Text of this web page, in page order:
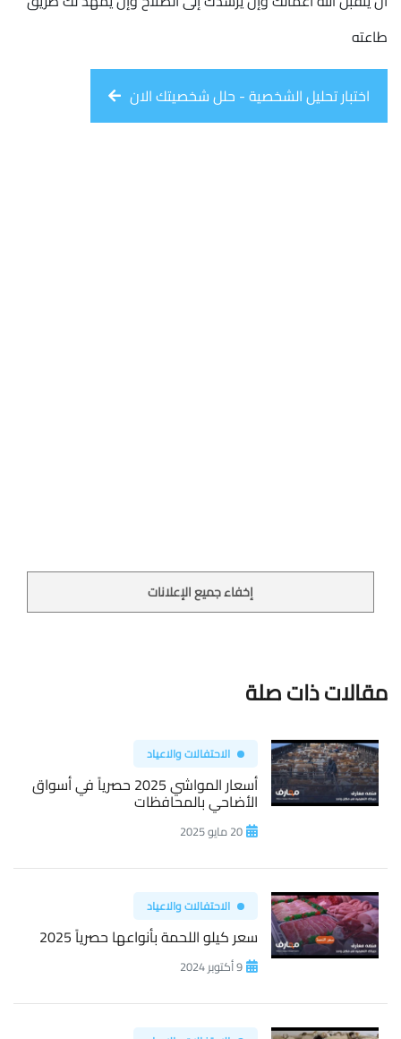
طاعته
اختبار تحليل الشخصية - حلل شخصيتك الان
إخفاء جميع الإعلانات
مقالات ذات صلة
الاحتفالات والاعياد
أسعار المواشي 2025 حصرياً في أسواق
الأضاحي بالمحافظات
20 مايو 2025
الاحتفالات والاعياد
سعر كيلو اللحمة بأنواعها حصرياً 2025
9 أكتوبر 2024